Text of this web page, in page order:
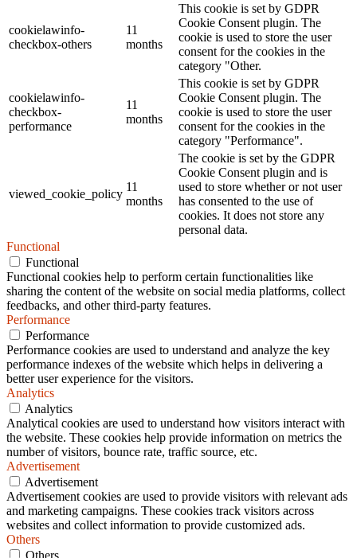
cookielawinfo-
checkbox-others
11
months
This cookie is set by GDPR
Cookie Consent plugin. The
cookie is used to store the user
consent for the cookies in the
category "Other.
cookielawinfo-
checkbox-
performance
11
months
This cookie is set by GDPR
Cookie Consent plugin. The
cookie is used to store the user
consent for the cookies in the
category "Performance".
viewed_cookie_policy
11
months
The cookie is set by the GDPR
Cookie Consent plugin and is
used to store whether or not user
has consented to the use of
cookies. It does not store any
personal data.
Functional
Functional
Functional cookies help to perform certain functionalities like
sharing the content of the website on social media platforms, collect
feedbacks, and other third-party features.
Performance
Performance
Performance cookies are used to understand and analyze the key
performance indexes of the website which helps in delivering a
better user experience for the visitors.
Analytics
Analytics
Analytical cookies are used to understand how visitors interact with
the website. These cookies help provide information on metrics the
number of visitors, bounce rate, traffic source, etc.
Advertisement
Advertisement
Advertisement cookies are used to provide visitors with relevant ads
and marketing campaigns. These cookies track visitors across
websites and collect information to provide customized ads.
Others
Others